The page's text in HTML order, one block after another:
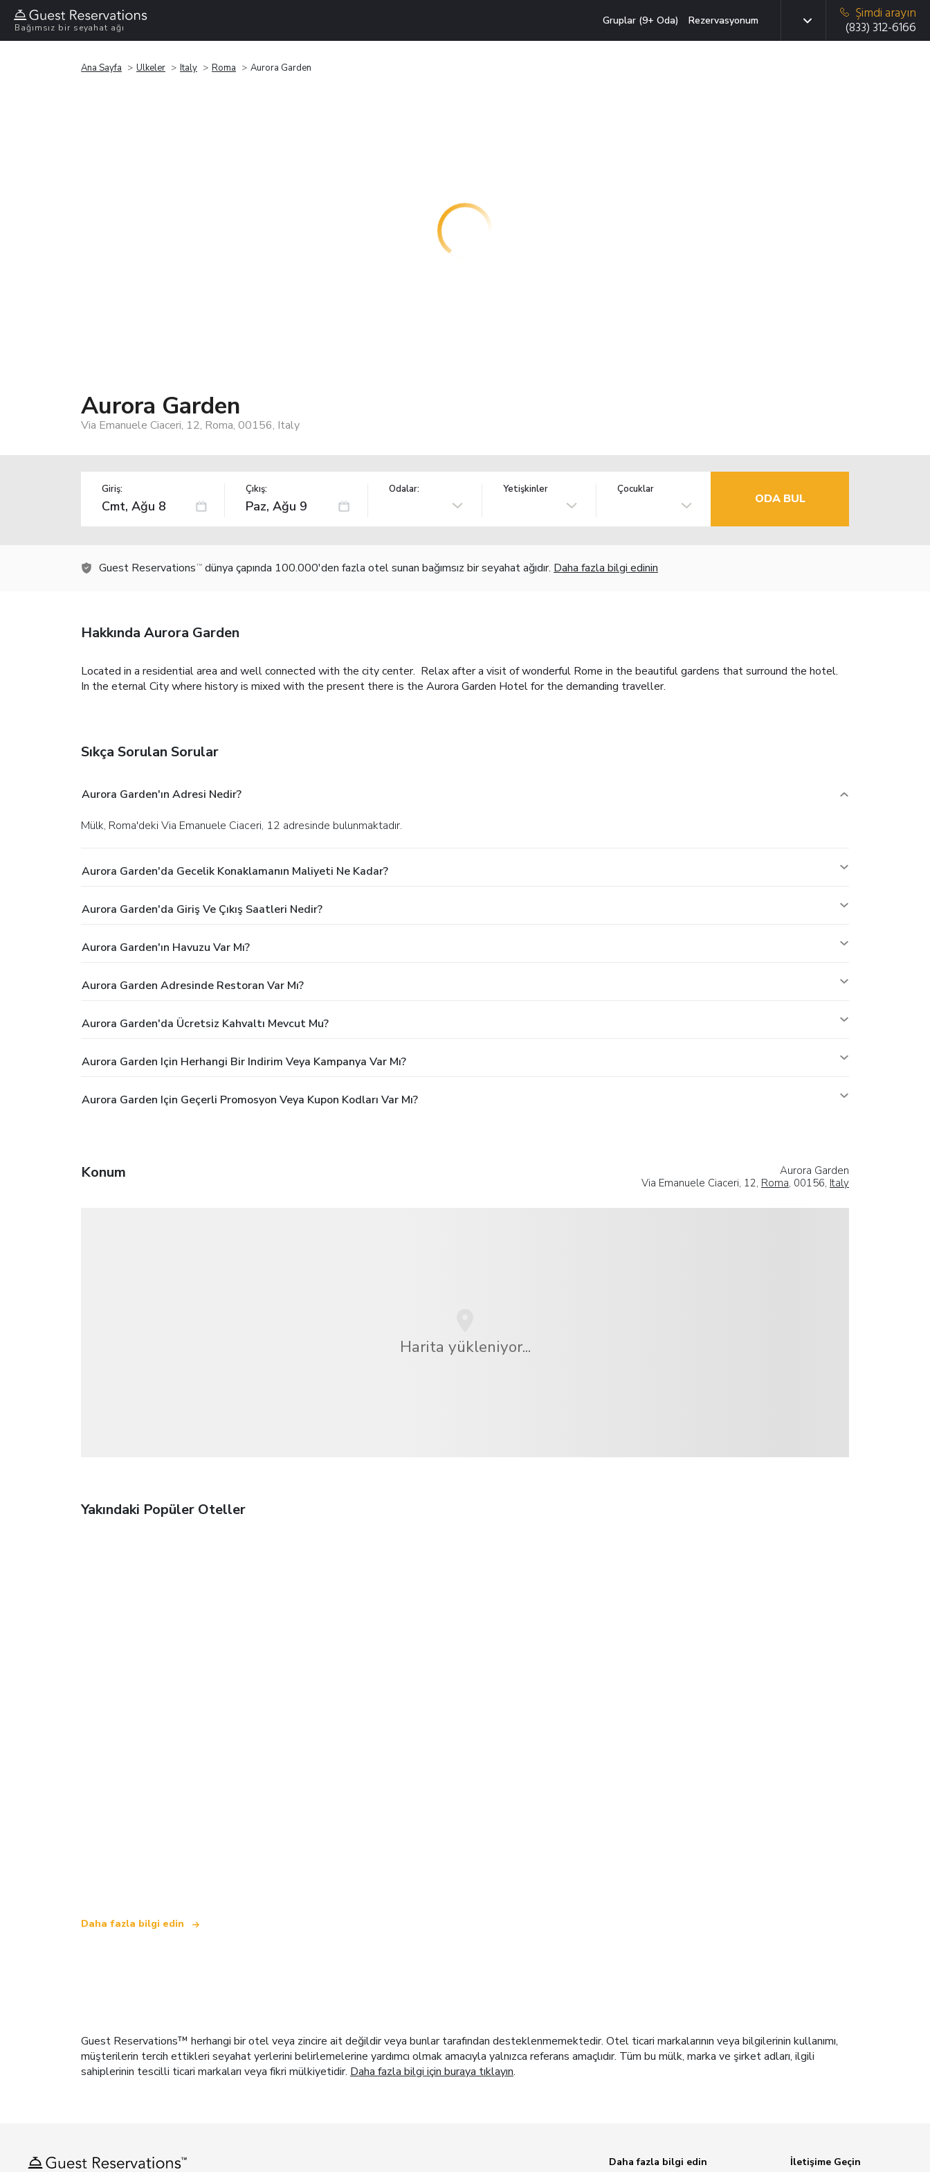
Bağımsız bir seyahat ağı
Gruplar (9+ Oda) Rezervasyonum
Şimdi arayın
(833) 312-6166
Ana Sayfa Ülkeler Italy Roma Aurora Garden
Aurora Garden
Via Emanuele Ciaceri, 12, Roma, 00156, Italy
Giriş: Çıkış: Odalar: Yetişkinler Çocuklar
ODA BUL
Guest Reservations TM dünya çapında 100.000'den fazla otel sunan bağımsız bir seyahat ağıdır. Daha fazla bilgi edinin
Hakkında Aurora Garden
Located in a residential area and well connected with the city center. Relax after a visit of wonderful Rome in the beautiful gardens that surround the hotel.
In the eternal City where history is mixed with the present there is the Aurora Garden Hotel for the demanding traveller.
Sıkça Sorulan Sorular
Aurora Garden'ın Adresi Nedir?
Mülk, Roma'deki Via Emanuele Ciaceri, 12 adresinde bulunmaktadır.
Aurora Garden'da Gecelik Konaklamanın Maliyeti Ne Kadar?
Aurora Garden'da Giriş Ve Çıkış Saatleri Nedir?
Aurora Garden'ın Havuzu Var Mı?
Aurora Garden Adresinde Restoran Var Mı?
Aurora Garden'da Ücretsiz Kahvaltı Mevcut Mu?
Aurora Garden Için Herhangi Bir Indirim Veya Kampanya Var Mı?
Aurora Garden Için Geçerli Promosyon Veya Kupon Kodları Var Mı?
Konum
Aurora Garden
Via Emanuele Ciaceri, 12, Roma, 00156, Italy
Harita yükleniyor...
Yakındaki Popüler Oteller
Daha fazla bilgi edin
Guest Reservations™ herhangi bir otel veya zincire ait değildir veya bunlar tarafından desteklenmemektedir. Otel ticari markalarının veya bilgilerinin kullanımı,
müşterilerin tercih ettikleri seyahat yerlerini belirlemelerine yardımcı olmak amacıyla yalnızca referans amaçlıdır. Tüm bu mülk, marka ve şirket adları, ilgili
sahiplerinin tescilli ticari markaları veya fikri mülkiyetidir. Daha fazla bilgi için buraya tıklayın.
Daha fazla bilgi edin İletişime Geçin